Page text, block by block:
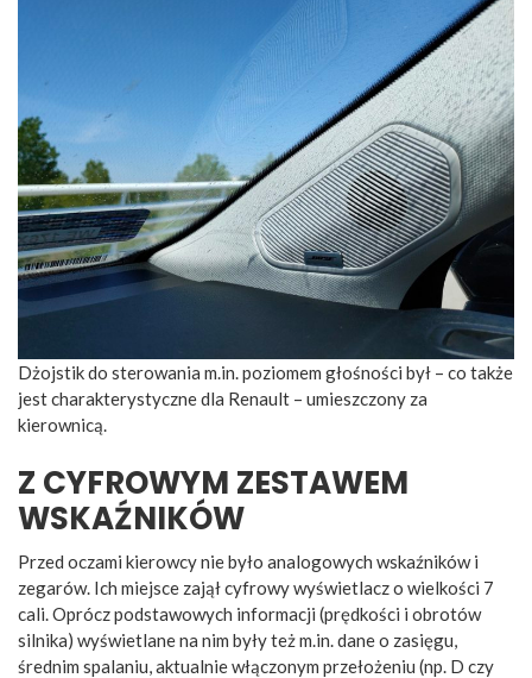
Dżojstik do sterowania m.in. poziomem głośności był – co także
jest charakterystyczne dla Renault – umieszczony za
kierownicą.
Z CYFROWYM ZESTAWEM
WSKAŹNIKÓW
Przed oczami kierowcy nie było analogowych wskaźników i
zegarów. Ich miejsce zajął cyfrowy wyświetlacz o wielkości 7
cali. Oprócz podstawowych informacji (prędkości i obrotów
silnika) wyświetlane na nim były też m.in. dane o zasięgu,
średnim spalaniu, aktualnie włączonym przełożeniu (np. D czy